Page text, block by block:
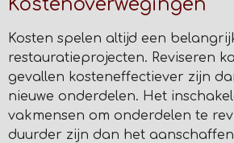
Kostenoverwegingen
Kosten spelen altijd een
restauratieprojecten. Reviseren
gevallen kosteneffectiever zijn
nieuwe onderdelen. Het
vakmensen om onderdelen te
duurder zijn dan het aanschaffen